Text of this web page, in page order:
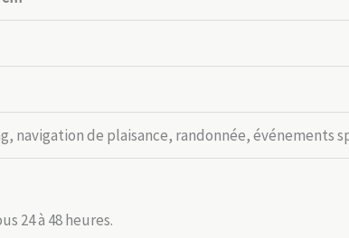
navigation de plaisance, randonnée, événements
24 à 48 heures.